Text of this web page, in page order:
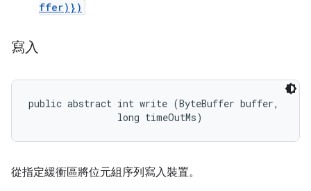
ffer)})
寫入
public abstract int write (ByteBuffer buffer,
                long timeOutMs)
從指定緩衝區將位元組序列寫入裝置。